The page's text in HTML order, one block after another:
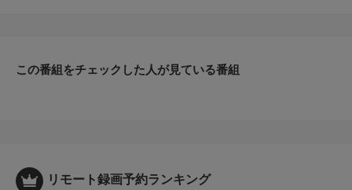
この番組をチェックした人が見ている番組
リモート録画予約ランキング